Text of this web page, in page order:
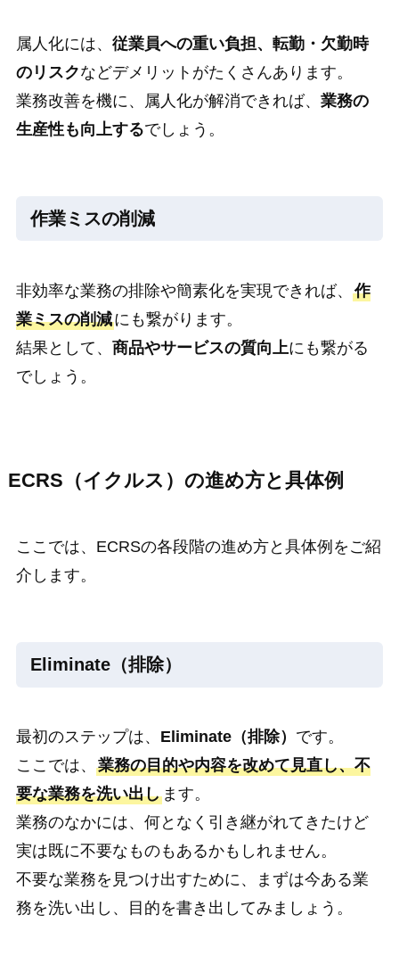
属人化には、 従業員への重い負担、転勤・欠勤時
のリスクなどデメリットがたくさんあります。
業務改善を機に、属人化が解消できれば、 業務の
生産性も向上するでしょう。
作業ミスの削減
非効率な業務の排除や簡素化を実現できれば、 作
業ミスの削減にも繋がります。
結果として、 商品やサービスの質向上にも繋がる
でしょう。
ECRS（イクルス）の進め方と具体例
ここでは、ECRSの各段階の進め方と具体例をご紹
介します。
Eliminate（排除）
最初のステップは、 Eliminate（排除） です。
ここでは、 業務の目的や内容を改めて見直し、不
要な業務を洗い出します。
業務のなかには、何となく引き継がれてきたけど
実は既に不要なものもあるかもしれません。
不要な業務を見つけ出すために、まずは今ある業
務を洗い出し、目的を書き出してみましょう。